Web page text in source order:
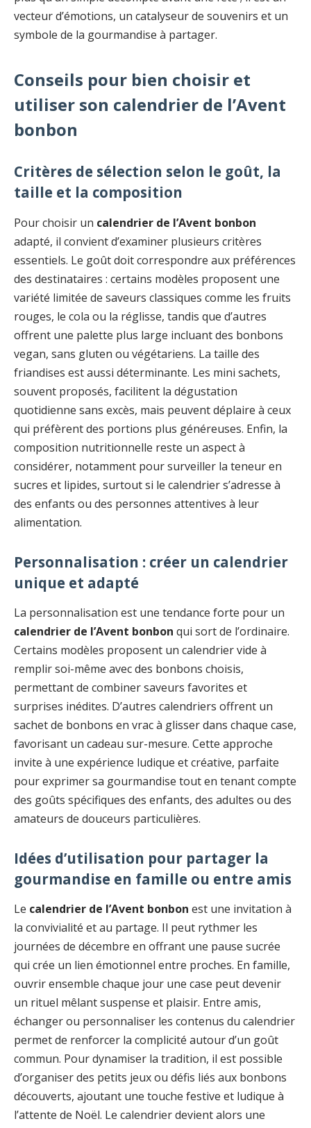
vecteur d’émotions, un catalyseur de souvenirs et un
symbole de la gourmandise à partager.
Conseils pour bien choisir et
utiliser son calendrier de l’Avent
bonbon
Critères de sélection selon le goût, la
taille et la composition
Pour choisir un calendrier de l’Avent bonbon
adapté, il convient d’examiner plusieurs critères
essentiels. Le goût doit correspondre aux préférences
des destinataires : certains modèles proposent une
variété limitée de saveurs classiques comme les fruits
rouges, le cola ou la réglisse, tandis que d’autres
offrent une palette plus large incluant des bonbons
vegan, sans gluten ou végétariens. La taille des
friandises est aussi déterminante. Les mini sachets,
souvent proposés, facilitent la dégustation
quotidienne sans excès, mais peuvent déplaire à ceux
qui préfèrent des portions plus généreuses. Enfin, la
composition nutritionnelle reste un aspect à
considérer, notamment pour surveiller la teneur en
sucres et lipides, surtout si le calendrier s’adresse à
des enfants ou des personnes attentives à leur
alimentation.
Personnalisation : créer un calendrier
unique et adapté
La personnalisation est une tendance forte pour un
calendrier de l’Avent bonbon qui sort de l’ordinaire.
Certains modèles proposent un calendrier vide à
remplir soi-même avec des bonbons choisis,
permettant de combiner saveurs favorites et
surprises inédites. D’autres calendriers offrent un
sachet de bonbons en vrac à glisser dans chaque case,
favorisant un cadeau sur-mesure. Cette approche
invite à une expérience ludique et créative, parfaite
pour exprimer sa gourmandise tout en tenant compte
des goûts spécifiques des enfants, des adultes ou des
amateurs de douceurs particulières.
Idées d’utilisation pour partager la
gourmandise en famille ou entre amis
Le calendrier de l’Avent bonbon est une invitation à
la convivialité et au partage. Il peut rythmer les
journées de décembre en offrant une pause sucrée
qui crée un lien émotionnel entre proches. En famille,
ouvrir ensemble chaque jour une case peut devenir
un rituel mêlant suspense et plaisir. Entre amis,
échanger ou personnaliser les contenus du calendrier
permet de renforcer la complicité autour d’un goût
commun. Pour dynamiser la tradition, il est possible
d’organiser des petits jeux ou défis liés aux bonbons
découverts, ajoutant une touche festive et ludique à
l’attente de Noël. Le calendrier devient alors une